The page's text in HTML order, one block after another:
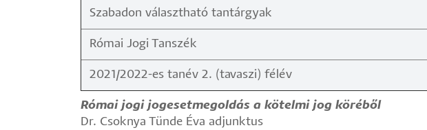
Szabadon választható tantárgyak
Római Jogi Tanszék
2021/2022-es tanév 2. (tavaszi) félév
Római jogi jogesetmegoldás a kötelmi jog köréből
Dr. Csoknya Tünde Éva adjunktus